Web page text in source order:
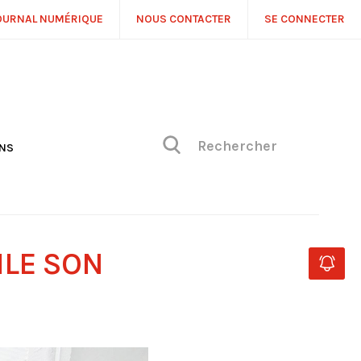
NUMÉRIQUE NOUS CONTACTER SE CONNECTER
SON